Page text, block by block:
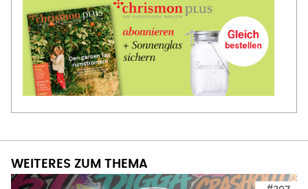
WEITERES ZUM THEMA